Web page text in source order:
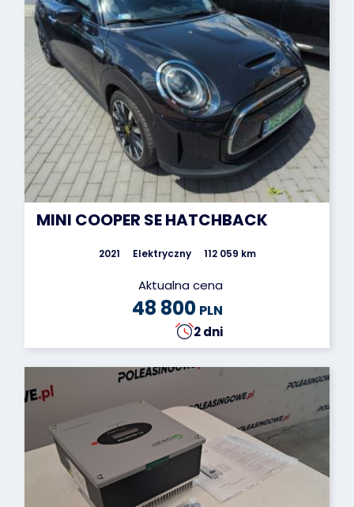
MINI COOPER SE HATCHBACK
2021 Elektryczny 112 059 km
Aktualna cena
48 800 PLN
2 dni